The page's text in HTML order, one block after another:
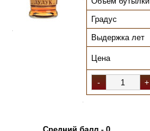
Градус
Выдержка лет
Цена